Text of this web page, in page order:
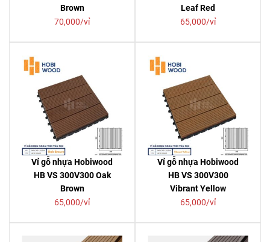
Brown
70,000/vỉ
Leaf Red
65,000/vỉ
Vỉ gỗ nhựa Hobiwood
HB VS 300V300 Oak
Brown
65,000/vỉ
Vỉ gỗ nhựa Hobiwood
HB VS 300V300
Vibrant Yellow
65,000/vỉ